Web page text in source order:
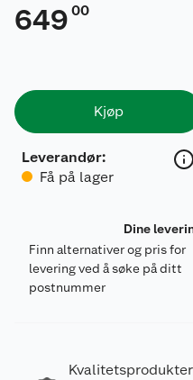
649 00
Kjøp
Leverandør:
Få på lager
Dine
Finn alternativer og pris for
levering ved å søke på ditt
postnummer
Kvalitetsprodukter